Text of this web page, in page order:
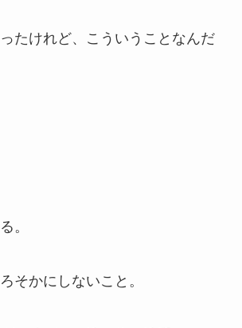
たけれど、こういうことなんだ
。
そかにしないこと。